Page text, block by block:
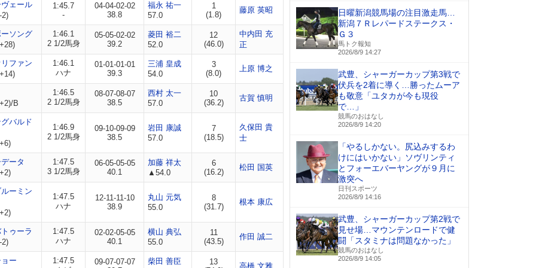
ェール
2)
1:45.7
-
04-04-02-02
38.8
福永 祐一
57.0
1
(1.8)
藤原 英昭
ソング
1:46.1
2 1/2馬身
05-05-02-02
39.2
菱田 裕二
52.0
12
(46.0)
中内田 充
正
ファン
1:46.1
ハナ
01-01-01-01
39.3
三浦 皇成
54.0
3
(8.0)
上原 博之
B
1:46.5
2 1/2馬身
08-07-08-07
38.5
西村 太一
57.0
10
(36.2)
古賀 慎明
バルド
1:46.9
2 1/2馬身
09-10-09-09
38.5
岩田 康誠
57.0
7
(18.5)
久保田 貴
士
ータ
1:47.5
3 1/2馬身
06-05-05-05
40.1
加藤 祥太
▲54.0
6
(16.2)
松田 国英
ーミン
1:47.5
ハナ
12-11-11-10
38.9
丸山 元気
55.0
8
(31.7)
根本 康広
ゥーラ
2)
1:47.5
ハナ
02-02-05-05
40.1
横山 典弘
55.0
11
(43.5)
作田 誠二
ー
1:47.5
09-07-07-07
柴田 善臣
13
高橋 文雅
日曜新潟競馬場の注目激走馬…
新潟７Ｒレパードステークス・
Ｇ３
馬トク報知
2026/8/9 14:27
武豊、シャーガーカップ第3戦で
伏兵を2着に導く…勝ったムーア
も敬意「ユタカが今も現役
で…」
競馬のおはなし
2026/8/9 14:20
「やるしかない。尻込みするわ
けにはいかない」ソヴリンティ
とフォーエバーヤングが９月に
激突へ
日刊スポーツ
2026/8/9 14:16
武豊、シャーガーカップ第2戦で
見せ場…マウンテンロードで健
闘「スタミナは問題なかった」
競馬のおはなし
2026/8/9 14:05